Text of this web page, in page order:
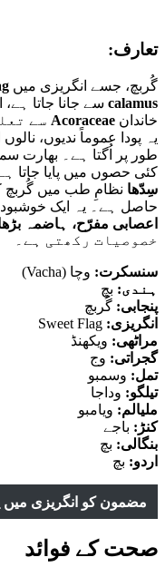
تعارف:
گُربچ، جسے انگریزی میں
calamus سے جانا جاتا
خاندان Acoraceae سے
یہ پودا عموماً ندیوں،
طور پر اُگتا ہے۔ بھارت
کئی حصوں میں پایا جاتا
سِدّھا
حاصل ہے۔ یہ ایک
اعصابی مفرّح، ہاضمہ
خصوصیات رکھتی ہے۔
سنسکرت: وچا (Vacha)
ہندی: بچ
پنجابی: گُربچ
انگریزی:
مراٹھی: ویکھنڈ
گجراتی: وج
تمل: وسمبو
تیلگو: وداجا
ملیالم: ویامبو
کنڑ: باجے
بنگالی: بچ
اردو: بچ
مضمون کو انگریزی میں
صحت کے فوائد